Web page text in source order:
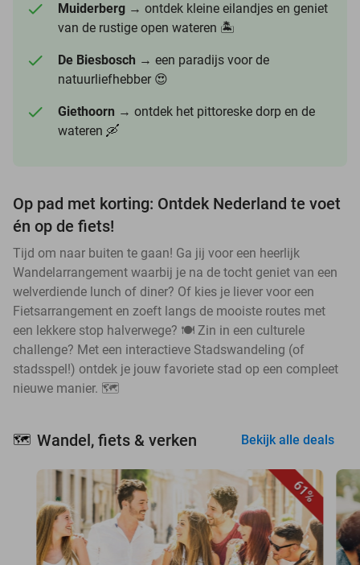
Muiderberg → ontdek kleine eilandjes en geniet
van de rustige open wateren 🏝️
De Biesbosch → een paradijs voor de
natuurliefhebber 😍
Giethoorn → ontdek het pittoreske dorp en de
wateren 🛶
Op pad met korting: Ontdek Nederland te voet
én op de fiets!
Tijd om naar buiten te gaan! Ga jij voor een heerlijk
Wandelarrangement waarbij je na de tocht geniet van een
welverdiende lunch of diner? Of kies je liever voor een
Fietsarrangement en zoeft langs de mooiste routes met
een lekkere stop halverwege? 🍽️ Zin in een culturele
challenge? Met een interactieve Stadswandeling (of
stadsspel!) ontdek je jouw favoriete stad op een compleet
nieuwe manier. 🗺️
🗺️ Wandel, fiets & verken Bekijk alle deals
61%